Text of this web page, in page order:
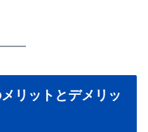
リットとデメリッ